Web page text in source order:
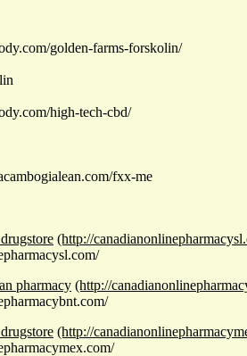
golden-farms-forskolin/
high-tech-cbd/
fxx-me
(http://
pharmacy (http://
(http://